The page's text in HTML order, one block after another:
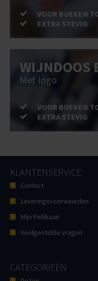
VOOR BOEKEN
EXTRA STEVIG
WIJNDOOS
Met logo
VOOR BOEKEN
EXTRA STEVIG
KLANTENSERVICE
Contact
Leveringsvoorwaarden
Mijn Pellikaan
Veelgestelde vragen
CATEGORIEËN